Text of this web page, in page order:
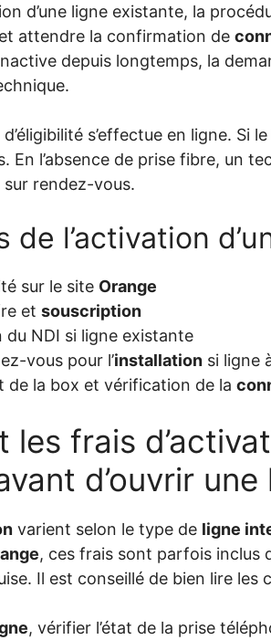
d’une ligne existante, la
attendre la confirmation de
depuis longtemps, la
s’effectue en ligne. Si
En l’absence de prise fibre, un
sur rendez-vous.
de l’activation
sur le site Orange
et souscription
du NDI si ligne existante
vous pour l’installation si ligne
de la box et vérification de la
les frais
d’ouvrir
varient selon le type de ligne
, ces frais sont parfois inclus
Il est conseillé de bien lire les
, vérifier l’état de la prise